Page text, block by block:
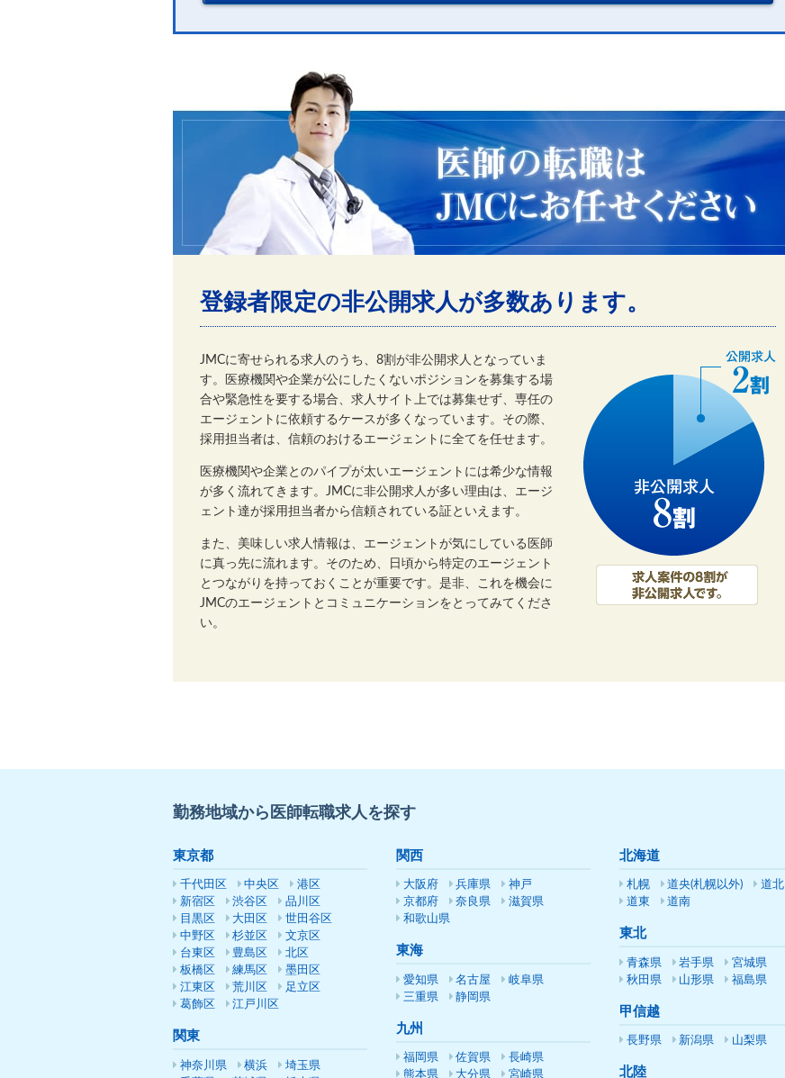
登録者限定の非公開求人が多数あります。
JMCに寄せられる求人のうち、8割が非公開求人となっていま
す。医療機関や企業が公にしたくないポジションを募集する場
合や緊急性を要する場合、求人サイト上では募集せず、専任の
エージェントに依頼するケースが多くなっています。その際、
採用担当者は、信頼のおけるエージェントに全てを任せます。
医療機関や企業とのパイプが太いエージェントには希少な情報
が多く流れてきます。JMCに非公開求人が多い理由は、エージ
ェント達が採用担当者から信頼されている証といえます。
また、美味しい求人情報は、エージェントが気にしている医師
に真っ先に流れます。そのため、日頃から特定のエージェント
とつながりを持っておくことが重要です。是非、これを機会に
JMCのエージェントとコミュニケーションをとってみてくださ
い。
勤務地域から医師転職求人を探す
東京都
千代田区 中央区
港区
新宿区
渋谷区
品川区
目黒区
大田区
世田谷区
中野区
杉並区
文京区
台東区
豊島区
北区
板橋区
練馬区
墨田区
江東区
荒川区
足立区
葛飾区
江戸川区
関東
神奈川県 横浜
埼玉県
関西
大阪府 兵庫県
神戸
京都府
奈良県
滋賀県
和歌山県
東海
愛知県 名古屋
岐阜県
三重県
静岡県
九州
福岡県 佐賀県
長崎県
熊本県
大分県 宮崎県
北海道
札幌 道央(札幌以外)
道北
道東
道南
東北
青森県 岩手県
宮城県
秋田県
山形県 福島県
甲信越
長野県 新潟県 山梨県
北陸